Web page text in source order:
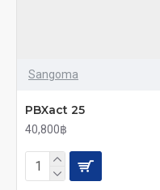
Sangoma
PBXact 25
40,800฿